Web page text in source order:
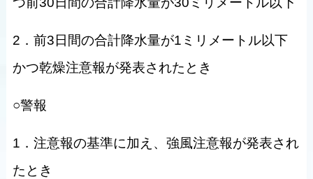
2．前3日間の合計降水量が1ミリメートル以下
かつ乾燥注意報が発表されたとき
○警報
1．注意報の基準に加え、強風注意報が発表され
たとき